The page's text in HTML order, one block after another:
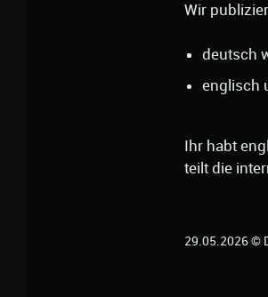
Wir
deutsch
englisch
Ihr habt
teilt die
29.05.2026 ©